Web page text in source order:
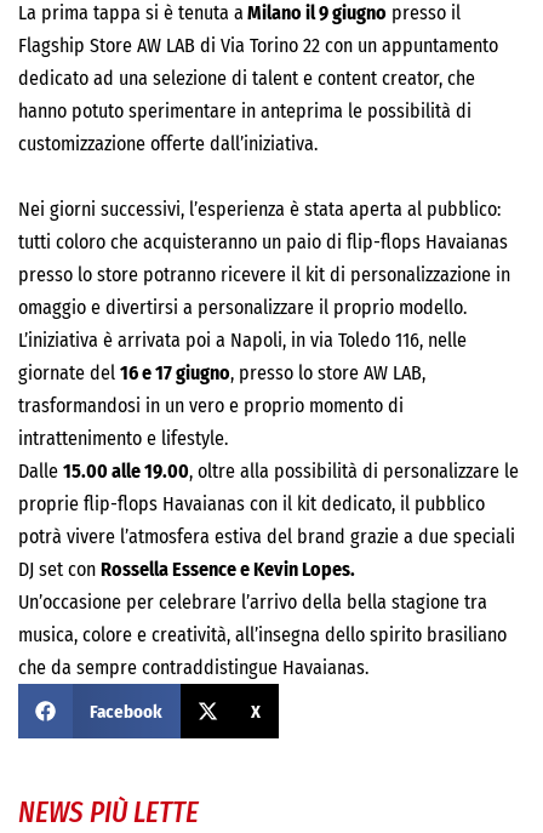
La prima tappa si è tenuta a Milano il 9 giugno presso il
Flagship Store AW LAB di Via Torino 22 con un appuntamento
dedicato ad una selezione di talent e content creator, che
hanno potuto sperimentare in anteprima le possibilità di
customizzazione offerte dall’iniziativa.
Nei giorni successivi, l’esperienza è stata aperta al pubblico:
tutti coloro che acquisteranno un paio di flip-flops Havaianas
presso lo store potranno ricevere il kit di personalizzazione in
omaggio e divertirsi a personalizzare il proprio modello.
L’iniziativa è arrivata poi a Napoli, in via Toledo 116, nelle
giornate del 16 e 17 giugno, presso lo store AW LAB,
trasformandosi in un vero e proprio momento di
intrattenimento e lifestyle.
Dalle 15.00 alle 19.00, oltre alla possibilità di personalizzare le
proprie flip-flops Havaianas con il kit dedicato, il pubblico
potrà vivere l’atmosfera estiva del brand grazie a due speciali
DJ set con Rossella Essence e Kevin Lopes.
Un’occasione per celebrare l’arrivo della bella stagione tra
musica, colore e creatività, all’insegna dello spirito brasiliano
che da sempre contraddistingue Havaianas.
Facebook X
NEWS PIÙ LETTE